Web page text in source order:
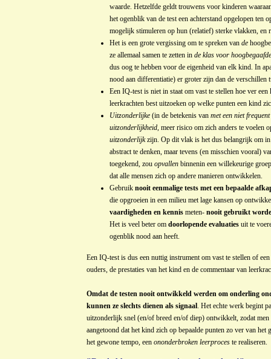
waarde. Hetzelfde geldt trouwens voor kinderen
het ogenblik van de test een achterstand opgelopen ten
mogelijk stimuleren op hun (relatief) sterke vlakken, en
Het is een grote vergissing om te spreken van de
ze allemaal samen te zetten in de klas voor
dus oog te hebben voor de eigenheid van elk kind. In
nood aan differentiatie) er groter zijn dan de verschillen
Een IQ-test is niet in staat om vast te stellen hoe ver
leerkrachten best uitzoeken op welke punten een kind
Uitzonderlijke(in de betekenis van met een niet
uitzonderlijkheid, meer risico om zich anders te voelen
uitzonderlijkzijn. Op dit vlak is het dus belangrijk om in
abstract te denken, maar tevens (en misschien vooral)
toegekend, zou opvallenbinnenin een willekeurige
dat alle mensen zich op andere manieren ontwikkelen.
Gebruik nooit eenmalige tests met een bepaalde
die opgroeien in een milieu met lage kansen op
vaardigheden en kennismeten- nooit gebruikt
Het is veel beter om doorlopende evaluatiesuit te
ogenblik nood aan heeft.
Een IQ-test is dus een nuttig instrument om vast te stellen of
ouders, de prestaties van het kind en de commentaar van
Omdat de testen nooit ontwikkeld werden om onderling
kunnen ze slechts dienen als signaal. Het echte werk begint
uitzonderlijk snel (en/of breed en/of diep) ontwikkelt, zodat
aangetoond dat het kind zich op bepaalde punten zo ver van
het gewone tempo, een ononderbroken leerproces te realiseren.